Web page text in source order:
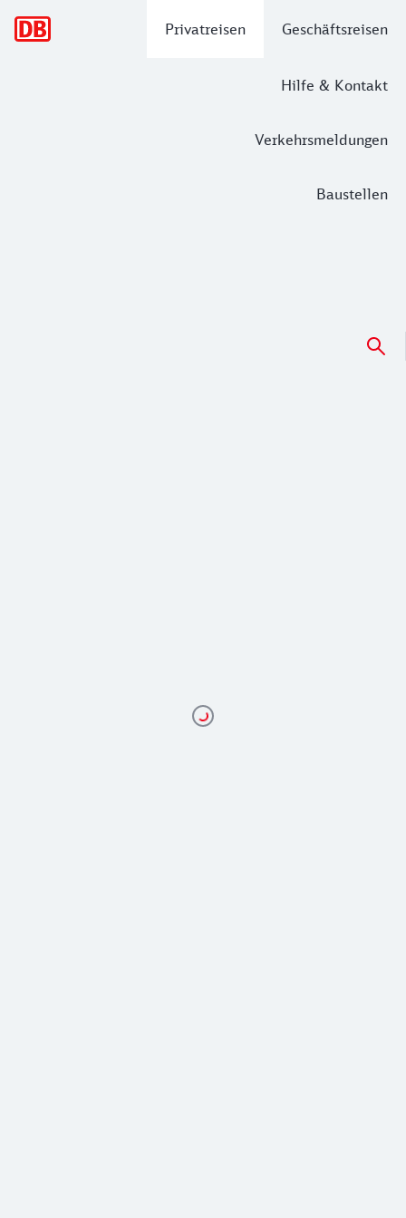
Privatreisen Geschäftsreisen
Hilfe & Kontakt
Verkehrsmeldungen
Baustellen